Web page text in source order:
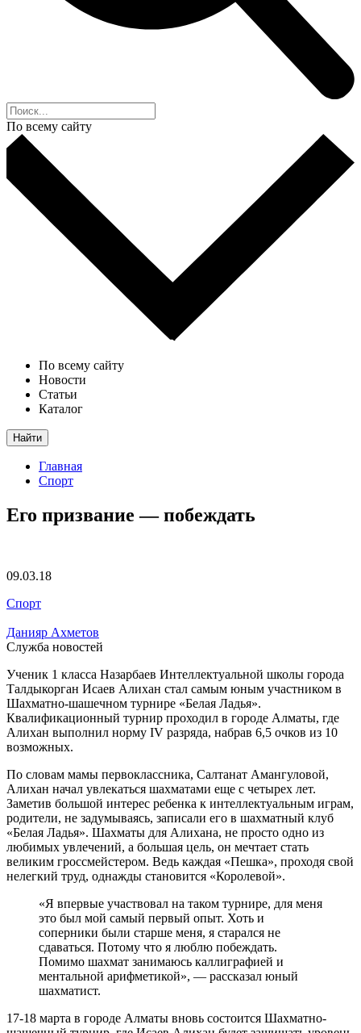
По всему сайту
По всему сайту
Новости
Статьи
Каталог
Найти
Главная
Спорт
Его призвание — побеждать
09.03.18
Спорт
Данияр Ахметов
Служба новостей
Ученик 1 класса Назарбаев Интеллектуальной школы города
Талдыкорган Исаев Алихан стал самым юным участником в
Шахматно-шашечном турнире «Белая Ладья».
Квалификационный турнир проходил в городе Алматы, где
Алихан выполнил норму IV разряда, набрав 6,5 очков из 10
возможных.
По словам мамы первоклассника, Салтанат Амангуловой,
Алихан начал увлекаться шахматами еще с четырех лет.
Заметив большой интерес ребенка к интеллектуальным играм,
родители, не задумываясь, записали его в шахматный клуб
«Белая Ладья». Шахматы для Алихана, не просто одно из
любимых увлечений, а большая цель, он мечтает стать
великим гроссмейстером. Ведь каждая «Пешка», проходя свой
нелегкий труд, однажды становится «Королевой».
«Я впервые участвовал на таком турнире, для меня
это был мой самый первый опыт. Хоть и
соперники были старше меня, я старался не
сдаваться. Потому что я люблю побеждать.
Помимо шахмат занимаюсь каллиграфией и
ментальной арифметикой», — рассказал юный
шахматист.
17-18 марта в городе Алматы вновь состоится Шахматно-